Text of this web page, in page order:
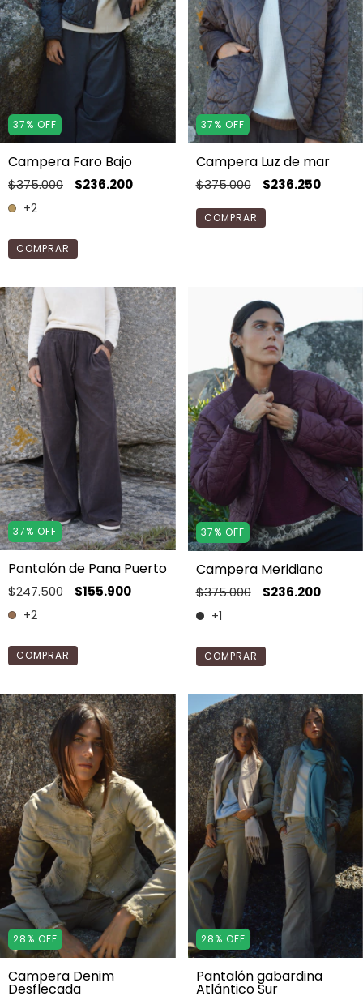
37% OFF
Campera Faro Bajo
$375.000 $236.200
+2
COMPRAR
37% OFF
Campera Luz de mar
$375.000 $236.250
COMPRAR
37% OFF
Pantalón de Pana Puerto
$247.500 $155.900
+2
COMPRAR
37% OFF
Campera Meridiano
$375.000 $236.200
+1
COMPRAR
28% OFF
Campera Denim
Desflecada
28% OFF
Pantalón gabardina
Atlántico Sur